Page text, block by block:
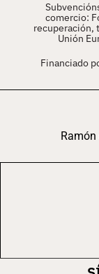
comercio:
recuperación,
Unión
Financiado